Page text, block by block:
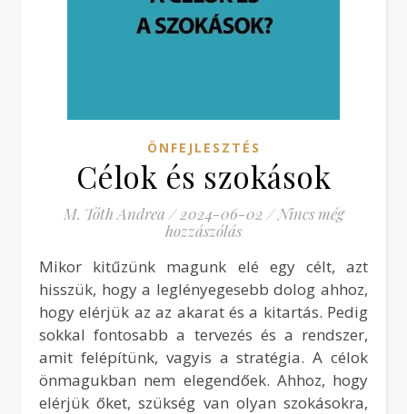
ÖNFEJLESZTÉS
Célok és szokások
M. Tóth Andrea / 2024-06-02 / Nincs még
hozzászólás
Mikor kitűzünk magunk elé egy célt, azt
hisszük, hogy a leglényegesebb dolog ahhoz,
hogy elérjük az az akarat és a kitartás. Pedig
sokkal fontosabb a tervezés és a rendszer,
amit felépítünk, vagyis a stratégia. A célok
önmagukban nem elegendőek. Ahhoz, hogy
elérjük őket, szükség van olyan szokásokra,